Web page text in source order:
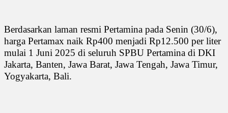
Berdasarkan laman resmi Pertamina pada Senin (30/6),
harga Pertamax naik Rp400 menjadi Rp12.500 per liter
mulai 1 Juni 2025 di seluruh SPBU Pertamina di DKI
Jakarta, Banten, Jawa Barat, Jawa Tengah, Jawa Timur,
Yogyakarta, Bali.